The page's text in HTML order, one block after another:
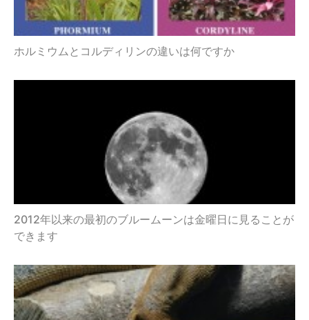
ホルミウムとコルディリンの違いは何ですか
2012年以来の最初のブルームーンは金曜日に見ることが
できます